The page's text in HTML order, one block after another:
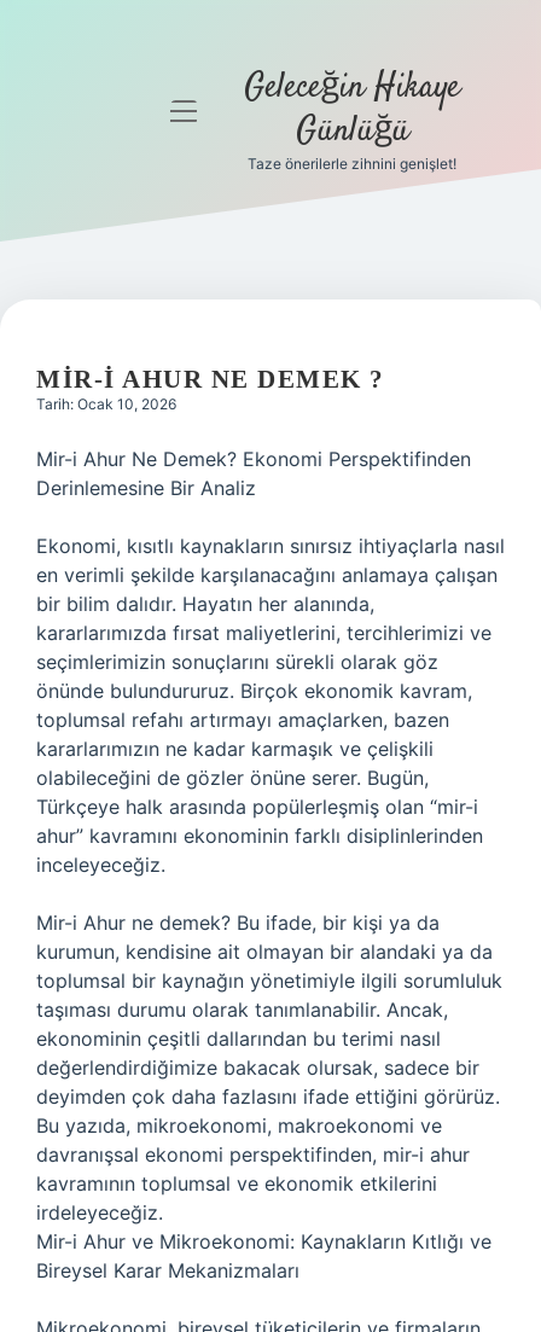
Gizlilik
Hakkımızda
menüyü Geleceğin Hikaye
Günlüğü
Taze önerilerle zihnini genişlet!
MIR-I AHUR NE DEMEK ?
Tarih: Ocak 10, 2026
Mir-i Ahur Ne Demek? Ekonomi Perspektifinden
Derinlemesine Bir Analiz
Ekonomi, kısıtlı kaynakların sınırsız ihtiyaçlarla nasıl
en verimli şekilde karşılanacağını anlamaya çalışan
bir bilim dalıdır. Hayatın her alanında,
kararlarımızda fırsat maliyetlerini, tercihlerimizi ve
seçimlerimizin sonuçlarını sürekli olarak göz
önünde bulundururuz. Birçok ekonomik kavram,
toplumsal refahı artırmayı amaçlarken, bazen
kararlarımızın ne kadar karmaşık ve çelişkili
olabileceğini de gözler önüne serer. Bugün,
Türkçeye halk arasında popülerleşmiş olan “mir-i
ahur” kavramını ekonominin farklı disiplinlerinden
inceleyeceğiz.
Mir-i Ahur ne demek? Bu ifade, bir kişi ya da
kurumun, kendisine ait olmayan bir alandaki ya da
toplumsal bir kaynağın yönetimiyle ilgili sorumluluk
taşıması durumu olarak tanımlanabilir. Ancak,
ekonominin çeşitli dallarından bu terimi nasıl
değerlendirdiğimize bakacak olursak, sadece bir
deyimden çok daha fazlasını ifade ettiğini görürüz.
Bu yazıda, mikroekonomi, makroekonomi ve
davranışsal ekonomi perspektifinden, mir-i ahur
kavramının toplumsal ve ekonomik etkilerini
irdeleyeceğiz.
Mir-i Ahur ve Mikroekonomi: Kaynakların Kıtlığı ve
Bireysel Karar Mekanizmaları